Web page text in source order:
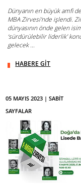
Dünyanın en büyük amfi
MBA Zirvesi'nde işlendi.
dünyasının önde gelen
‘sürdürülebilir liderlik’
gelecek ...
HABERE GİT
05 MAYIS 2023 | SABİT
SAYFALAR